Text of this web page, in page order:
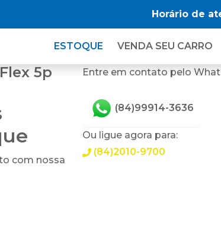
Horário de
ESTOQUE VENDA SEU CARRO
5p
com nossa
Entre em contato pelo
(84)99914-3636
Ou ligue agora para:
(84)2010-9700